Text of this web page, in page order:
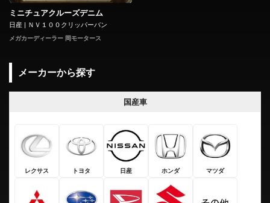
ミニチュアクルーズデニム
日産 | ＮＶ１００クリッパーバン
メガカーディーラー 岡モータース
メーカーから探す
国産車
レクサス トヨタ 日産 ホンダ マツダ